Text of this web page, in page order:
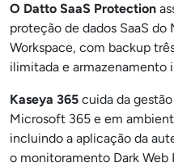
O Datto SaaS Protection
proteção de dados SaaS
Workspace, com backup
ilimitada e armazenamento
Kaseya 365 cuida da
Microsoft 365 e em
incluindo a aplicação da
o monitoramento Dark Web